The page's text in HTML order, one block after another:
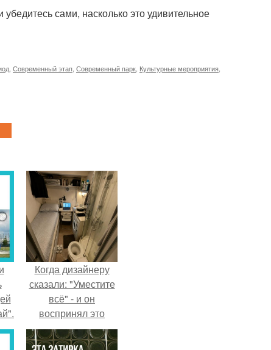
сами, насколько это удивительное
Современный этап Современный парк Культурные мероприятия
Когда дизайнеру
сказали: "Уместите
всё" - и он
воспринял это
слишком
буквально.